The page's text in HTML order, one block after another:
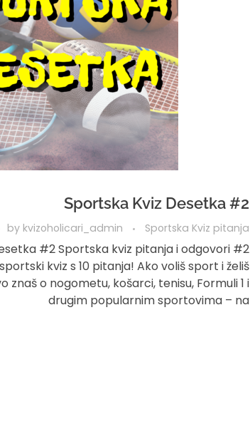
Sportska Kviz Desetka #2
by kvizoholicari_admin Sportska Kviz pitanja
#2 Sportska kviz pitanja i odgovori #2
kviz s 10 pitanja! Ako voliš sport i želiš
znaš o nogometu, košarci, tenisu, Formuli 1 i
drugim popularnim sportovima – na